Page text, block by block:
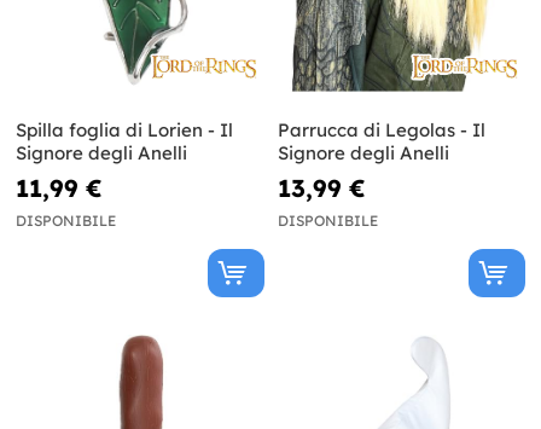
Spilla foglia di Lorien - Il
Signore degli Anelli
11,99 €
DISPONIBILE
Parrucca di Legolas - Il
Signore degli Anelli
13,99 €
DISPONIBILE